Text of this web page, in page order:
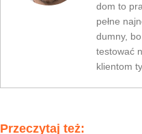
dom to
pełne
dumny,
testować
klientom
Przeczytaj też: